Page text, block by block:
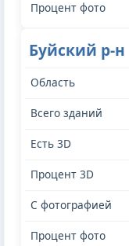
Буйский р-н